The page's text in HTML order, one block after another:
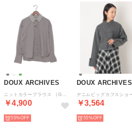
DOUX ARCHIVES
￥4,900
55%
DOUX ARCHIVES
￥3,564
55%